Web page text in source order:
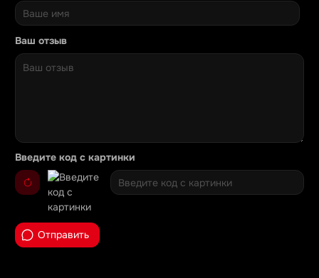
Ваш отзыв
Введите код с картинки
Отправить